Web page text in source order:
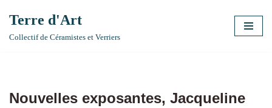
Aller
Terre d'Art
Collectif de Céramistes et Verriers
Nouvelles exposantes, Jacqueline